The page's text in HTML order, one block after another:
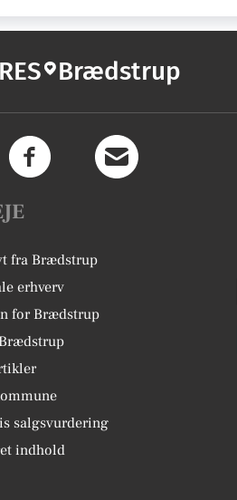
Brædstrup
fra Brædstrup
erhverv
for Brædstrup
salgsvurdering
indhold